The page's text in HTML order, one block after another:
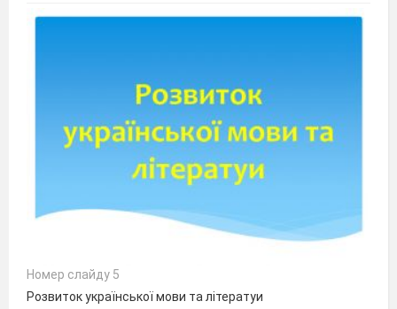
Номер слайду 5
Розвиток української мови та літератуи